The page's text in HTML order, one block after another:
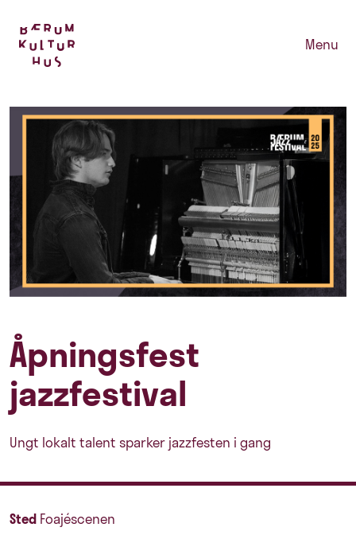
Menu
Åpningsfest
jazzfestival
Ungt lokalt talent sparker jazzfesten i gang
Sted Foajéscenen